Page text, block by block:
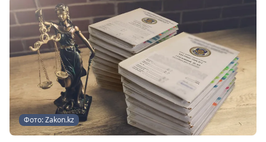
Фото: Zakon.kz